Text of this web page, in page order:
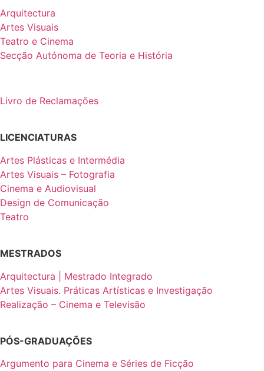
Arquitectura
Artes Visuais
Teatro e Cinema
Secção Autónoma de Teoria e História
Livro de Reclamações
LICENCIATURAS
Artes Plásticas e Intermédia
Artes Visuais – Fotografia
Cinema e Audiovisual
Design de Comunicação
Teatro
MESTRADOS
Arquitectura | Mestrado Integrado
Artes Visuais. Práticas Artísticas e Investigação
Realização – Cinema e Televisão
PÓS-GRADUAÇÕES
Argumento para Cinema e Séries de Ficção